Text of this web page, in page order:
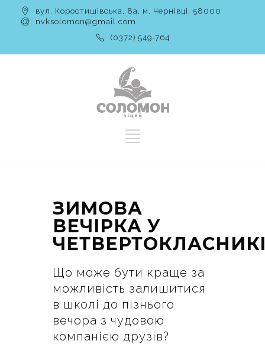
вул. Коростишівська, 8а, м. Чернівці, 58000
nvksolomon@gmail.com
(0372) 549-764
ЗИМОВА
ВЕЧІРКА У
Що може бути краще за
можливість залишитися
в школі до пізнього
вечора з чудовою
компанією друзів?